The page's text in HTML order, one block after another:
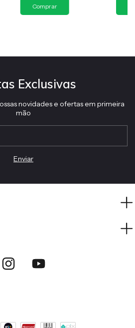
Exclusivas
novidades e ofertas em primeira
mão